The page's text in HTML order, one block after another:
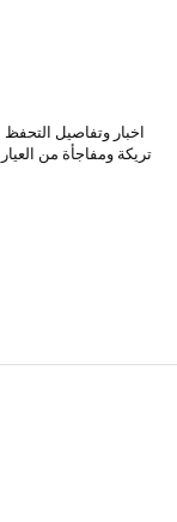
اخبار وتفاصيل
تريكة ومفاجأة من